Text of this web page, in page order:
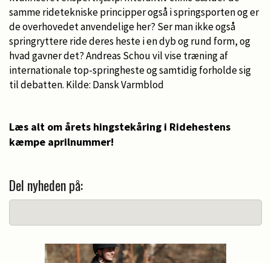
samme ridetekniske principper også i springsporten og er
de overhovedet anvendelige her? Ser man ikke også
springryttere ride deres heste i en dyb og rund form, og
hvad gavner det? Andreas Schou vil vise træning af
internationale top-springheste og samtidig forholde sig
til debatten. Kilde: Dansk Varmblod
Læs alt om årets hingstekåring i Ridehestens
kæmpe aprilnummer!
Del nyheden på: